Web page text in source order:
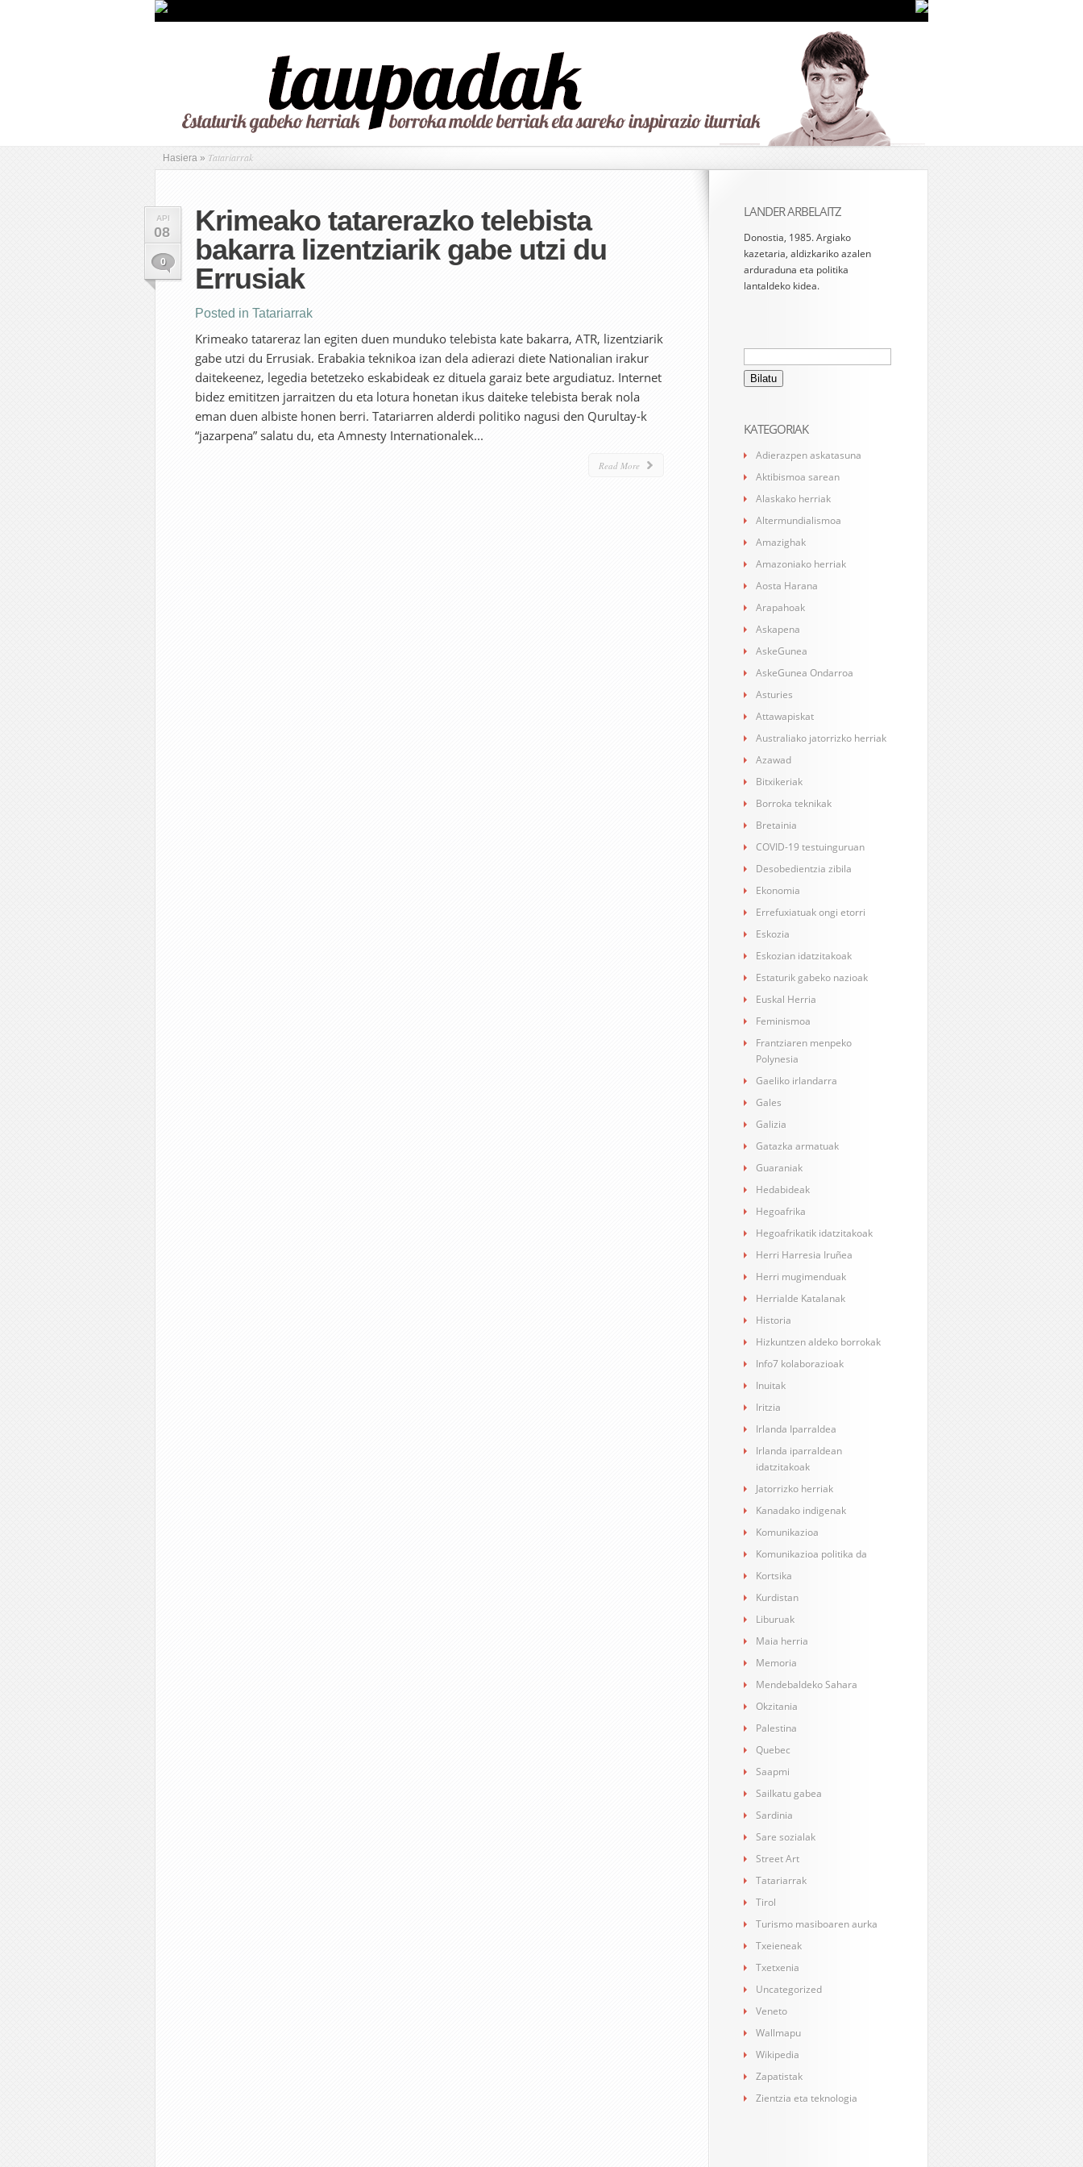
Hasiera » Tatariarrak
API
08
0
Krimeako tatarerazko telebista
bakarra lizentziarik gabe utzi du
Errusiak
Posted in Tatariarrak
Krimeako tatareraz lan egiten duen munduko telebista kate bakarra, ATR, lizentziarik
gabe utzi du Errusiak. Erabakia teknikoa izan dela adierazi diete Nationalian irakur
daitekeenez, legedia betetzeko eskabideak ez dituela garaiz bete argudiatuz. Internet
bidez emititzen jarraitzen du eta lotura honetan ikus daiteke telebista berak nola
eman duen albiste honen berri. Tatariarren alderdi politiko nagusi den Qurultay-k
“jazarpena” salatu du, eta Amnesty Internationalek...
Read More
LANDER ARBELAITZ
Donostia, 1985. Argiako
kazetaria, aldizkariko azalen
arduraduna eta politika
lantaldeko kidea.
Bilatu:
KATEGORIAK
Adierazpen askatasuna
Aktibismoa sarean
Alaskako herriak
Altermundialismoa
Amazighak
Amazoniako herriak
Aosta Harana
Arapahoak
Askapena
AskeGunea
AskeGunea Ondarroa
Asturies
Attawapiskat
Australiako jatorrizko herriak
Azawad
Bitxikeriak
Borroka teknikak
Bretainia
COVID-19 testuinguruan
Desobedientzia zibila
Ekonomia
Errefuxiatuak ongi etorri
Eskozia
Eskozian idatzitakoak
Estaturik gabeko nazioak
Euskal Herria
Feminismoa
Frantziaren menpeko
Polynesia
Gaeliko irlandarra
Gales
Galizia
Gatazka armatuak
Guaraniak
Hedabideak
Hegoafrika
Hegoafrikatik idatzitakoak
Herri Harresia Iruñea
Herri mugimenduak
Herrialde Katalanak
Historia
Hizkuntzen aldeko borrokak
Info7 kolaborazioak
Inuitak
Iritzia
Irlanda Iparraldea
Irlanda iparraldean
idatzitakoak
Jatorrizko herriak
Kanadako indigenak
Komunikazioa
Komunikazioa politika da
Kortsika
Kurdistan
Liburuak
Maia herria
Memoria
Mendebaldeko Sahara
Okzitania
Palestina
Quebec
Saapmi
Sailkatu gabea
Sardinia
Sare sozialak
Street Art
Tatariarrak
Tirol
Turismo masiboaren aurka
Txeieneak
Txetxenia
Uncategorized
Veneto
Wallmapu
Wikipedia
Zapatistak
Zientzia eta teknologia